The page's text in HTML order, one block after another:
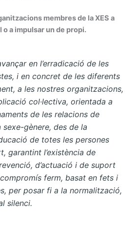
membres de la XES a
a impulsar un de propi.
en l’erradicació de les
i en concret de les diferents
a les nostres organitzacions,
col·lectiva, orientada a
de les relacions de
gènere, des de la
de totes les persones
garantint l’existència de
d’actuació i de suport
ferm, basat en fets i
per posar fi a la normalització,
silenci.